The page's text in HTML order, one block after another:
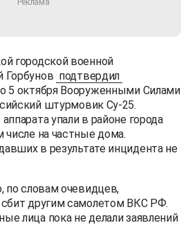
городской военной
Горбунов подтвердил
5 октября Вооруженными Силами
штурмовик Су-25.
упали в районе города
числе на частные дома.
в результате инцидента не
по словам очевидцев,
другим самолетом ВКС РФ.
лица пока не делали заявлений